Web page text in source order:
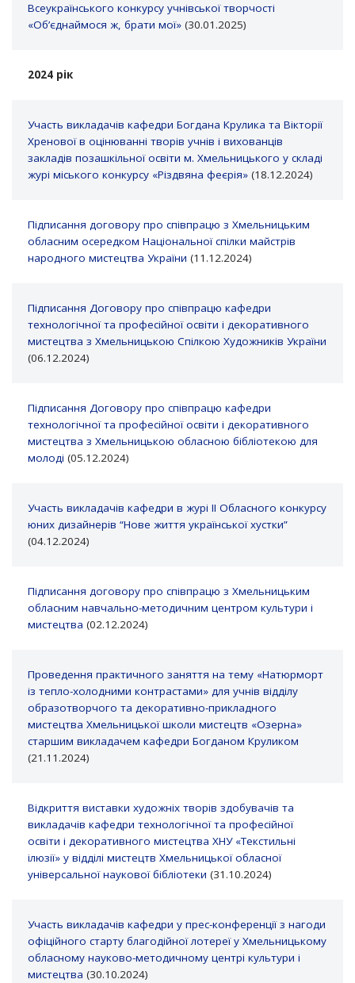
Всеукраїнського конкурсу учнівської творчості
«Обʼєднаймося ж, брати мої» (30.01.2025)
2024 рік
Участь викладачів кафедри Богдана Крулика та Вікторії
Хренової в оцінюванні творів учнів і вихованців
закладів позашкільної освіти м. Хмельницького у складі
журі міського конкурсу «Різдвяна феєрія» (18.12.2024)
Підписання договору про співпрацю з Хмельницьким
обласним осередком Національної спілки майстрів
народного мистецтва України (11.12.2024)
Підписання Договору про співпрацю кафедри
технологічної та професійної освіти і декоративного
мистецтва з Хмельницькою Спілкою Художників України
(06.12.2024)
Підписання Договору про співпрацю кафедри
технологічної та професійної освіти і декоративного
мистецтва з Хмельницькою обласною бібліотекою для
молоді (05.12.2024)
Участь викладачів кафедри в журі ІІ Обласного конкурсу
юних дизайнерів “Нове життя української хустки”
(04.12.2024)
Підписання договору про співпрацю з Хмельницьким
обласним навчально-методичним центром культури і
мистецтва (02.12.2024)
Проведення практичного заняття на тему «Натюрморт
із тепло-холодними контрастами» для учнів відділу
образотворчого та декоративно-прикладного
мистецтва Хмельницької школи мистецтв «Озерна»
старшим викладачем кафедри Богданом Круликом
(21.11.2024)
Відкриття виставки художніх творів здобувачів та
викладачів кафедри технологічної та професійної
освіти і декоративного мистецтва ХНУ «Текстильні
ілюзії» у відділі мистецтв Хмельницької обласної
універсальної наукової бібліотеки (31.10.2024)
Участь викладачів кафедри у прес-конференції з нагоди
офіційного старту благодійної лотереї у Хмельницькому
обласному науково-методичному центрі культури і
мистецтва (30.10.2024)